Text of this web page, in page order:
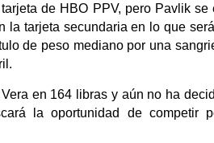
de HBO PPV, pero Pavlik se
la tarjeta secundaria en lo que
de peso mediano por una
en 164 libras y aún no ha
la oportunidad de competir